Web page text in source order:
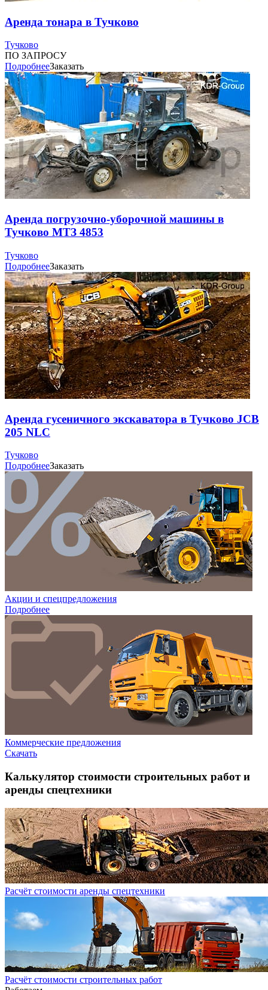
Аренда тонара в Тучково
Тучково
ПО ЗАПРОСУ
ПодробнееЗаказать
Аренда погрузочно-уборочной машины в
Тучково МТЗ 4853
Тучково
ПодробнееЗаказать
Аренда гусеничного экскаватора в Тучково JCB
205 NLC
Тучково
ПодробнееЗаказать
Акции и спецпредложения
Подробнее
Коммерческие предложения
Скачать
Калькулятор стоимости строительных работ и
аренды спецтехники
Расчёт стоимости аренды спецтехники
Расчёт стоимости строительных работ